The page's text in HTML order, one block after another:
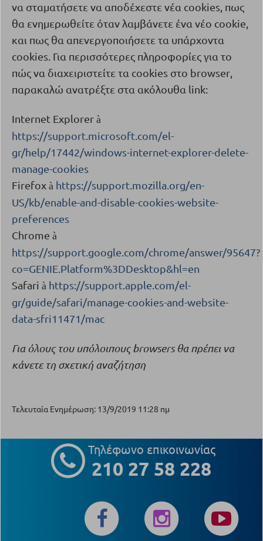
να σταματήσετε να αποδέχεστε νέα cookies , πως
θα ενημερωθείτε όταν λαμβάνετε ένα νέο cookie
και πως θα απενεργοποιήσετε τα υπάρχοντα
cookies . Για περισσότερες πληροφορίες για το
πώς να διαχειριστείτε τα cookies στο browser
παρακαλώ ανατρέξτε στα ακόλουθα link:
Internet Explorer à
https://support.microsoft.com/el-
gr/help/17442/windows-internet-explorer-delete-
manage-cookies
Firefox à https://support.mozilla.org/en-
US/kb/enable-and-disable-cookies-website-
preferences
Chrome à
https://support.google.com/chrome/answer/95647?
co=GENIE.Platform%3DDesktop&hl=en
Safari à https://support.apple.com/el-
gr/guide/safari/manage-cookies-and-website-
data-sfri11471/mac
Για όλους του υπόλοιπουςbrowsers θα πρέπει να
κάνετε τη σχετική αναζήτηση
Τελευταία Ενημέρωση: 13/9/2019 11:28 πμ
Τηλέφωνο επικοινωνίας
210 27 58 228